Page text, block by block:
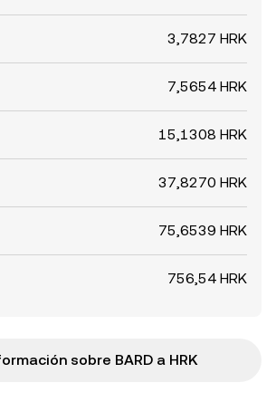
3,7827 HRK
7,5654 HRK
15,1308 HRK
37,8270 HRK
75,6539 HRK
756,54 HRK
sobre BARD a HRK